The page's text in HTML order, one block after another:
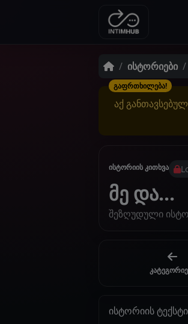
ისტორიები
გაფრთხილება!
აქ
ისტორიის კითხვა
მე და...
შეზღუდული
ისტორიის ტექსტი